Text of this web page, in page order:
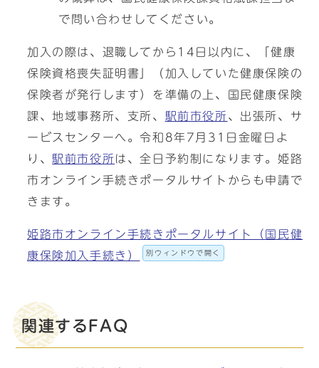
で問い合わせしてください。
加入の際は、退職してから14日以内に、「健康
保険資格喪失証明書」（加入していた健康保険の
保険者が発行します）を準備の上、国民健康保険
課、地域事務所、支所、 駅前市役所、出張所、サ
ービスセンターへ。令和8年7月31日金曜日よ
り、 駅前市役所は、全日予約制になります。姫路
市オンライン手続きポータルサイトからも申請で
きます。
姫路市オンライン手続きポータルサイト（国民健
康保険加入手続き）
別ウィンドウで開く
関連するFAQ